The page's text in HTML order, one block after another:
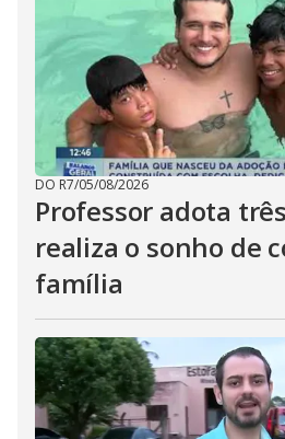
DO R7/05/08/2026
Professor adota
realiza o sonho de
família